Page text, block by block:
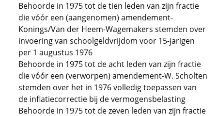
Behoorde in 1975 tot de tien leden van zijn fractie
die vóór een (aangenomen) amendement-
Konings/Van der Heem-Wagemakers stemden over
invoering van schoolgeldvrijdom voor 15-jarigen
per 1 augustus 1976
Behoorde in 1975 tot de acht leden van zijn fractie
die vóór een (verworpen) amendement-W. Scholten
stemden over het in 1976 volledig toepassen van
de inflatiecorrectie bij de vermogensbelasting
Behoorde in 1975 tot de zeven leden van zijn fractie